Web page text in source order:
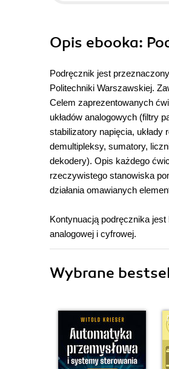
Opis ebooka:
Podręcznik jest
Politechniki Warszawskiej.
Celem zaprezentowanych
układów analogowych (filtry
stabilizatory napięcia,
demultipleksy, sumatory,
dekodery). Opis każdego
rzeczywistego stanowiska
działania omawianych
Kontynuacją podręcznika
analogowej i cyfrowej.
Wybrane